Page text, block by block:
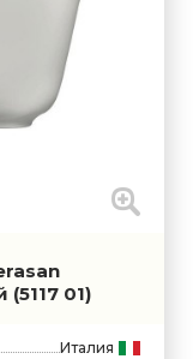
(5117 01)
Италия